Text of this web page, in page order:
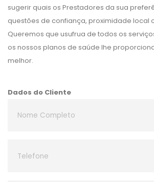
sugerir quais os Prestadores da sua
questões de confiança, proximidade local
Queremos que usufrua de todos os
os nossos planos de saúde lhe
melhor.
Dados do Cliente